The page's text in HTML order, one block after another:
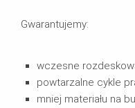
Gwarantujemy:
wczesne
powtarzalne cykle
mniej materiału na